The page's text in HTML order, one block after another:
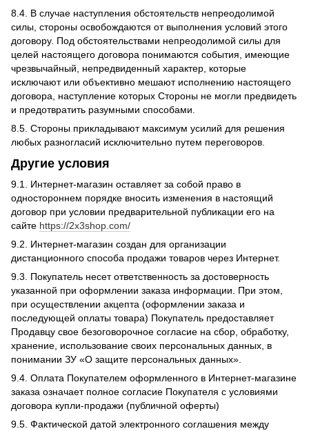
8.4. В случае наступления обстоятельств непреодолимой
силы, стороны освобождаются от выполнения условий этого
договору. Под обстоятельствами непреодолимой силы для
целей настоящего договора понимаются события, имеющие
чрезвычайный, непредвиденный характер, которые
исключают или объективно мешают исполнению настоящего
договора, наступление которых Стороны не могли предвидеть
и предотвратить разумными способами.
8.5. Стороны прикладывают максимум усилий для решения
любых разногласий исключительно путем переговоров.
Другие условия
9.1. Интернет-магазин оставляет за собой право в
одностороннем порядке вносить изменения в настоящий
договор при условии предварительной публикации его на
сайте https://2x3shop.com/
9.2. Интернет-магазин создан для организации
дистанционного способа продажи товаров через Интернет.
9.3. Покупатель несет ответственность за достоверность
указанной при оформлении заказа информации. При этом,
при осуществлении акцепта (оформлении заказа и
последующей оплаты товара) Покупатель предоставляет
Продавцу свое безоговорочное согласие на сбор, обработку,
хранение, использование своих персональных данных, в
понимании ЗУ «О защите персональных данных».
9.4. Оплата Покупателем оформленного в Интернет-магазине
заказа означает полное согласие Покупателя с условиями
договора купли-продажи (публичной оферты)
9.5. Фактической датой электронного соглашения между